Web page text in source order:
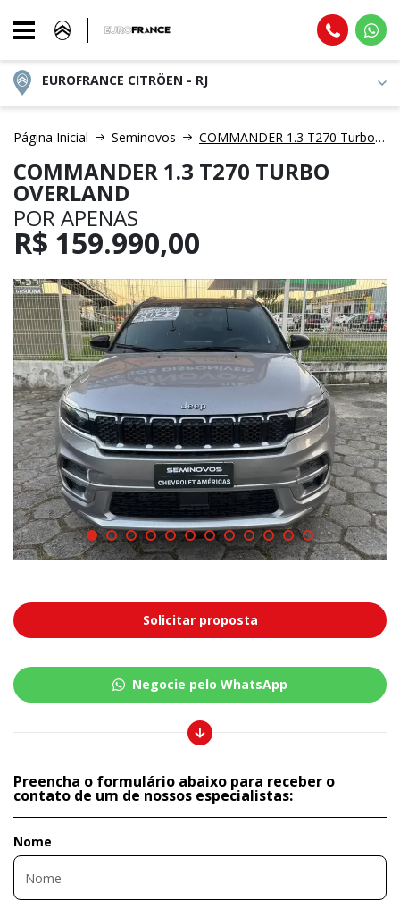
EUROFRANCE CITRÖEN - RJ
Página Inicial Seminovos COMMANDER 1.3 T270 Turbo Overland
COMMANDER 1.3 T270 TURBO
OVERLAND
POR APENAS
R$ 159.990,00
Solicitar proposta
Negocie pelo WhatsApp
Preencha o formulário abaixo para receber o
contato de um de nossos especialistas:
Nome